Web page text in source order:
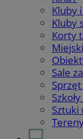
Kluby
Kluby
Korty
Sale
Sztuki